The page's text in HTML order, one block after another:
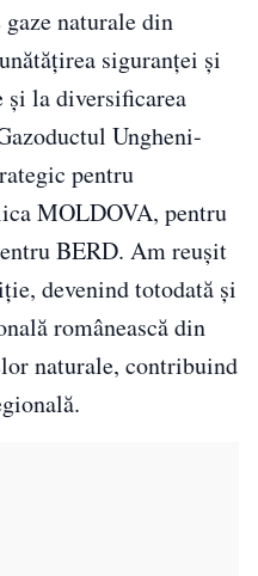
naturale din
siguranței și
la diversificarea
Ungheni-
pentru
MOLDOVA, pentru
BERD. Am reușit
devenind totodată și
românească din
naturale, contribuind